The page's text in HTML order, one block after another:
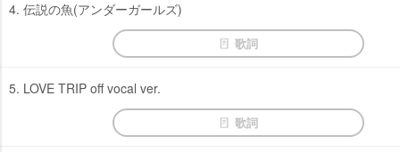
4. 伝説の魚(アンダーガールズ)
歌詞
5. LOVE TRIP off vocal ver.
歌詞